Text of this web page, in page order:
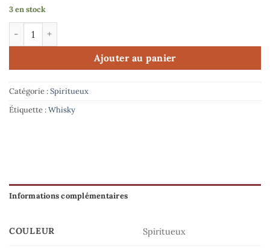
3 en stock
Ajouter au panier
Catégorie :Spiritueux
Étiquette :Whisky
Informations complémentaires
COULEUR Spiritueux